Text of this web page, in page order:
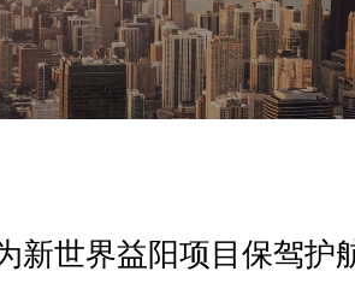
新世界益阳项目保驾护